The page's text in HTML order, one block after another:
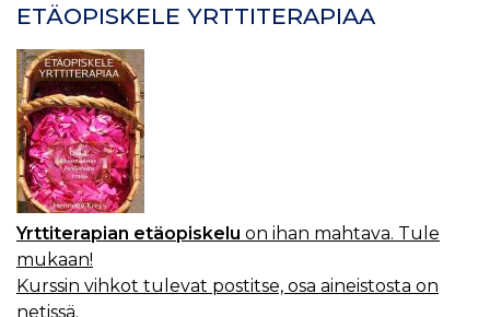
ETÄOPISKELE YRTTITERAPIAA
Yrttiterapian etäopiskelu on ihan mahtava. Tule
mukaan!
Kurssin vihkot tulevat postitse, osa aineistosta on
netissä.